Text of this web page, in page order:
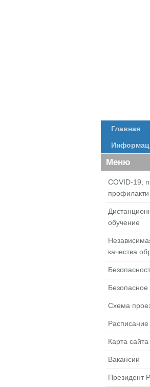
Главная
Меню
COVID-19,
профилакти
обучение
качества
Безопасное
Схема
Расписание
Карта сайта
Вакансии
Президент